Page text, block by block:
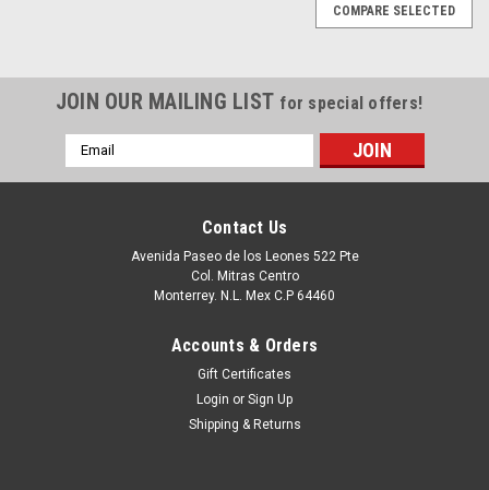
COMPARE SELECTED
JOIN OUR MAILING LIST for special offers!
Email
Address
Contact Us
Avenida Paseo de los Leones 522 Pte
Col. Mitras Centro
Monterrey. N.L. Mex C.P 64460
Accounts & Orders
Gift Certificates
Login or Sign Up
Shipping & Returns